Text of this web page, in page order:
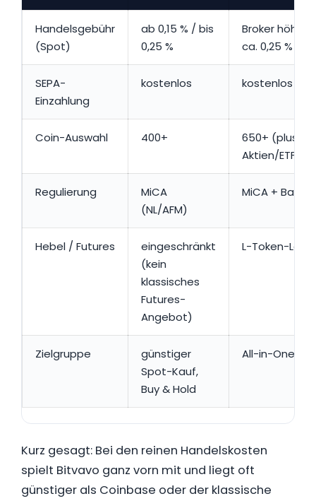
Handelsgebühr
(Spot)
ab 0,15 % / bis
0,25 %
Broker höher;
ca. 0,25 %
SEPA-
Einzahlung
kostenlos kostenlos
Coin-Auswahl 400+
650+ (plus
Aktien/ETF/
Regulierung
MiCA
(NL/AFM)
MiCA +
Hebel / Futures
eingeschränkt
(kein
klassisches
Futures-
Angebot)
L-Token-
Zielgruppe
günstiger
Spot-Kauf,
Buy & Hold
All-in-One-
Kurz gesagt: Bei den reinen Handelskosten
spielt Bitvavo ganz vorn mit und liegt oft
günstiger als Coinbase oder der klassische